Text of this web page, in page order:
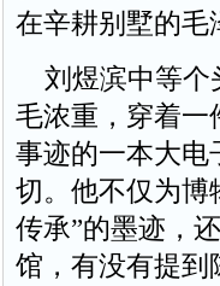
在辛耕别墅的毛
刘煜滨中等个
毛浓重，穿着一
事迹的一本大电
切。他不仅为博
传承”的墨迹，
馆，有没有提到